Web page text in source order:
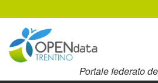
al
contenuto
Portale federato